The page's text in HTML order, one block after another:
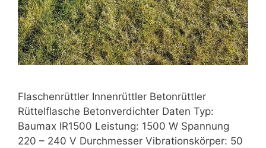
Flaschenrüttler Innenrüttler Betonrüttler
Rüttelflasche Betonverdichter Daten Typ:
Baumax IR1500 Leistung: 1500 W Spannung
220 – 240 V Durchmesser Vibrationskörper: 50